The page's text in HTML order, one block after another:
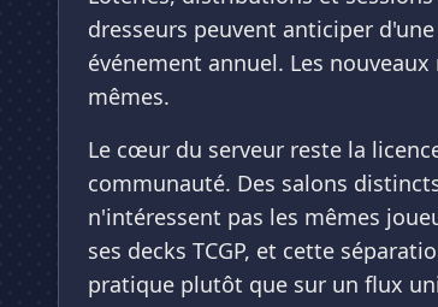
dresseurs peuvent anticiper
événement annuel. Les
mêmes.
Le cœur du serveur reste la
communauté. Des salons
n'intéressent pas les mêmes
ses decks TCGP, et cette
pratique plutôt que sur un flux